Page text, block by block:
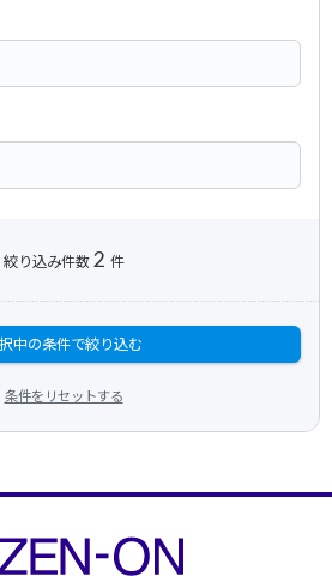
絞り込み件数 2 件
中の条件で絞り込む
条件をリセットする